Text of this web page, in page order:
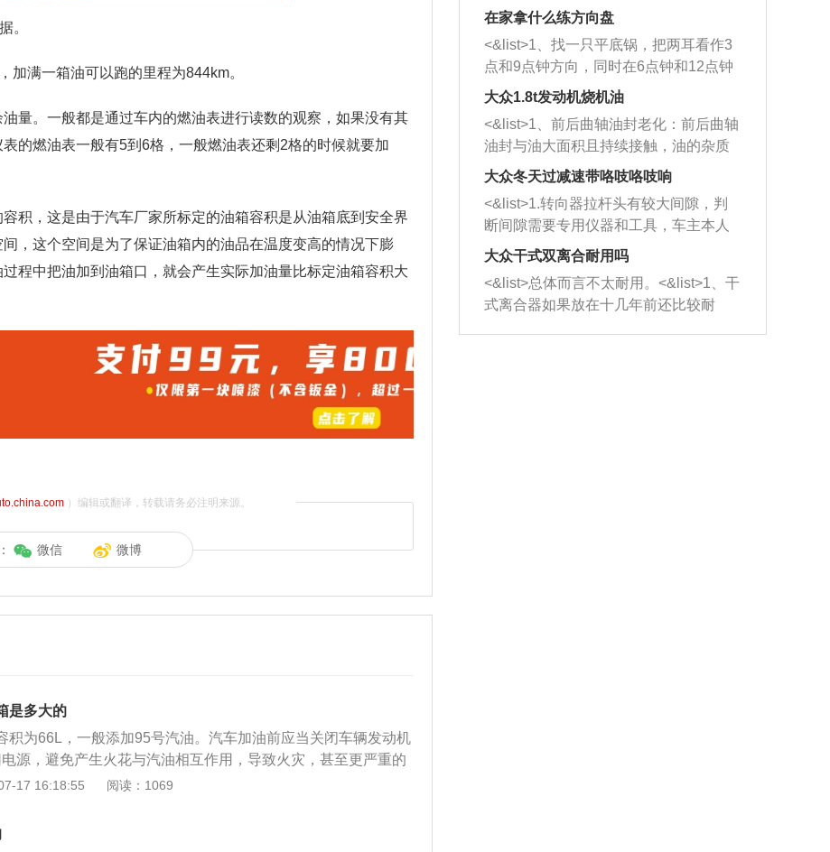
。
加满一箱油可以跑的里程为844km。
量。一般都是通过车内的燃油表进行读数的观察，如果没有其
的燃油表一般有5到6格，一般燃油表还剩2格的时候就要加
积，这是由于汽车厂家所标定的油箱容积是从油箱底到安全界
，这个空间是为了保证油箱内的油品在温度变高的情况下膨
程中把油加到油箱口，就会产生实际加油量比标定油箱容积大
）编辑或翻译，转载请务必注明来源。
微信 微博
是多大的
积为66L，一般添加95号汽油。汽车加油前应当关闭车辆发动机
源，避免产生火花与汽油相互作用，导致火灾，甚至更严重的
于有驾官网）常见的汽油型号有89号、92号、95号和98号。通
标。汽油标号数字越大表示抗爆震的能力越强。爆震就是汽油
17 16:18:55 阅读：1069
者是细棍，直接将杂物给取出来，如果
堵塞情况比较严重，也可以采取应急措
施。 <&list>2、直接利用木棍将所有的
杂物推到排气管里面的位置处，然后将
三元催化器拆解开，就可以将堵塞的东
西取出来。但如果是因为积碳过多引起
的堵塞，就需要将三元催化器泡在草酸
洗剂对堵塞的情况得到解决，将清洗剂
放在燃油箱中，与燃油混合后，车辆启
动时，就可以和汽油一起进入到燃烧
室，最后形成废气排出，就可以让三元
催化器得到清洗，排气管堵塞的情况就
能够得到解决。
在家拿什么练方向盘
<&list>1、找一只平底锅，把两耳看作3
点和9点钟方向，同时在6点钟和12点钟
方向做一个标记。 <&list>2、双手握住
一圈半的练习，往右同样也要打相同的
圈数。 <&list>3、最后强调要反复练
习，这样就可以形成肌肉记忆，在真实
驾驶车辆时，不需要记忆也能打好方
向。
大众1.8t发动机烧机油
<&list>1、前后曲轴油封老化：前后曲轴
油封与油大面积且持续接触，油的杂质
和发动机内持续温度变化使其密封效果
逐渐减弱，导致渗油或漏油。<&list>2、
活塞间隙过大：积碳会使活塞环与缸体
的间隙扩大，导致机油流入燃烧室中，
造成烧机油。<&list>3、机油粘度。使用
机油粘度过小的话，同样会有烧机油现
象，机油粘度过小具有很好的流动性，
大众冬天过减速带咯吱咯吱响
<&list>1.转向器拉杆头有较大间隙，判
断间隙需要专用仪器和工具，车主本人
无法制作，需要将车辆送到修理厂或4s
店；<&list>2.车辆半轴套管防尘罩破
裂，破裂后会出现漏油现象，使半轴磨
损严重，磨损的半轴容易损坏，产生异
响；<&list>3.稳定器的转向胶套和球头
大众干式双离合耐用吗
<&list>总体而言不太耐用。<&list>1、干
式离合器如果放在十几年前还比较耐